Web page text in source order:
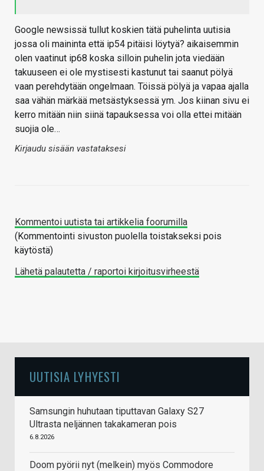
Google newsissä tullut koskien tätä puhelinta uutisia
jossa oli maininta että ip54 pitäisi löytyä? aikaisemmin
olen vaatinut ip68 koska silloin puhelin jota viedään
takuuseen ei ole mystisesti kastunut tai saanut pölyä
vaan perehdytään ongelmaan. Töissä pölyä ja vapaa ajalla
saa vähän märkää metsästyksessä ym. Jos kiinan sivu ei
kerro mitään niin siinä tapauksessa voi olla ettei mitään
suojia ole…
Kirjaudu sisään vastataksesi
Kommentoi uutista tai artikkelia foorumilla
(Kommentointi sivuston puolella toistakseksi pois
käytöstä)
Lähetä palautetta / raportoi kirjoitusvirheestä
UUTISIA LYHYESTI
Samsungin huhutaan tiputtavan Galaxy S27
Ultrasta neljännen takakameran pois
6.8.2026
Doom pyörii nyt (melkein) myös Commodore